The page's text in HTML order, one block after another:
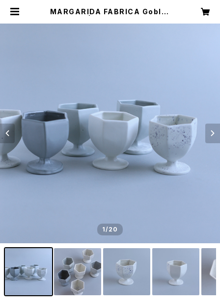
MARGARIDA FABRICA Goblet
1/20